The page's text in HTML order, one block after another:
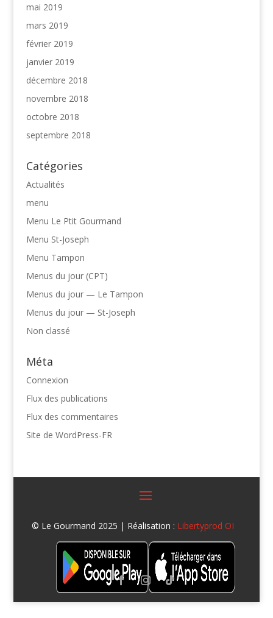
mai 2019
mars 2019
février 2019
janvier 2019
décembre 2018
novembre 2018
octobre 2018
septembre 2018
Catégories
Actualités
menu
Menu Le Ptit Gourmand
Menu St-Joseph
Menu Tampon
Menus du jour (CPT)
Menus du jour — Le Tampon
Menus du jour — St-Joseph
Non classé
Méta
Connexion
Flux des publications
Flux des commentaires
Site de WordPress-FR
© Le Gourmand 2025 | Réalisation : Libertyprod OI